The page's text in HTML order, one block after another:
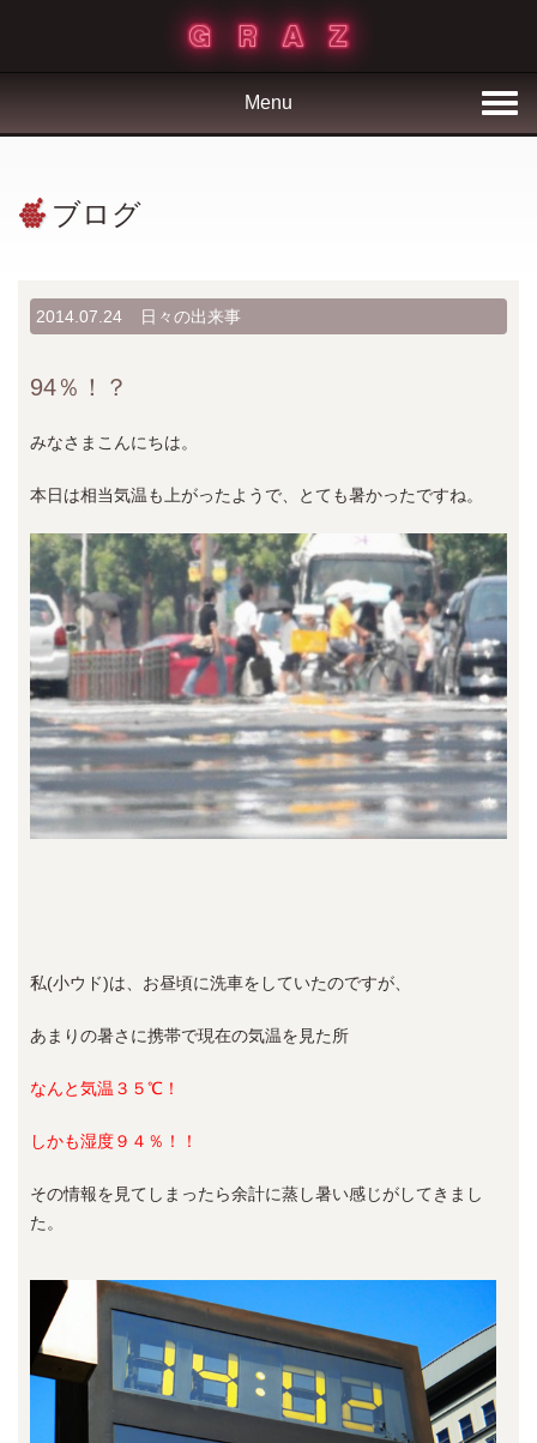
Menu
ブログ
2014.07.24 日々の出来事
94％！？
みなさまこんにちは。
本日は相当気温も上がったようで、とても暑かったですね。
私(小ウド)は、お昼頃に洗車をしていたのですが、
あまりの暑さに携帯で現在の気温を見た所
なんと気温３５℃！
しかも湿度９４％！！
その情報を見てしまったら余計に蒸し暑い感じがしてきまし
た。